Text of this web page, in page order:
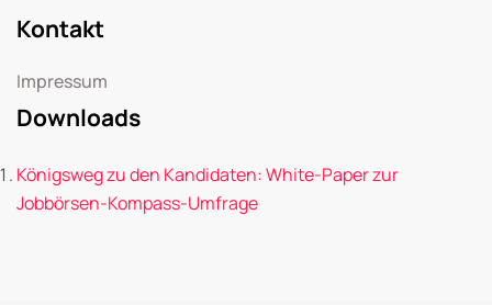
Kontakt
Impressum
Downloads
Königsweg zu den Kandidaten: White-Paper zur
Jobbörsen-Kompass-Umfrage